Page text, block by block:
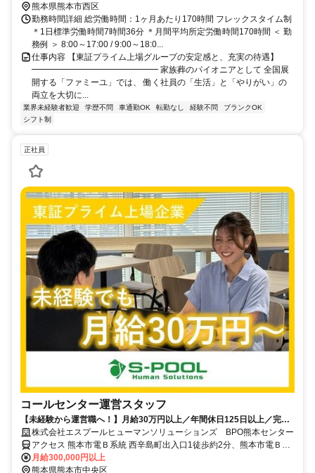
熊本県熊本市西区
勤務時間詳細 総労働時間：1ヶ月あたり170時間 フレックスタイム制
＊1日標準労働時間7時間36分 ＊月間平均所定労働時間170時間 ＜ 勤
務例 ＞ 8:00～17:00 / 9:00～18:0...
仕事内容 【東証プライム上場グループの安定感と、充実の待遇】
━━━━━━━━━━━━━━━ 家族葬のパイオニアとして 全国展
開する「ファミーユ」では、 働く社員の「生活」と「やりがい」の
両立を大切に...
業界未経験者歓迎 学歴不問 車通勤OK 転勤なし 経験不問
ブランクOK
シフト制
正社員
コールセンター運営スタッフ
【未経験から運営職へ！】月給30万円以上／年間休日125日以上／完全
週休2日制 → キャリアアップ・プライベート充実どっちも叶う♪
株式会社エスプールヒューマンソリューションズ BPO熊本センター
アクセス 熊本市電Ｂ系統 西辛島町出入口1徒歩約2分、熊本市電Ｂ系
統 辛島町徒歩約4分、熊本市電Ａ系統 辛島町徒歩約4分
月給300,000円以上
熊本県熊本市中央区